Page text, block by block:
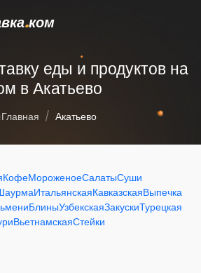
.ком
еды и продуктов на
в Акатьево
Главная Акатьево
КофеМороженоеСалатыСуши
ИтальянскаяКавказскаяВыпечка
БлиныУзбекскаяЗакускиТурецкая
ВьетнамскаяСтейки